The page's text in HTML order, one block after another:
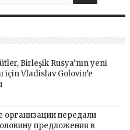
Birleşik Rusya’nın yeni
için Vladislav Golovin’e
передали
предложения в